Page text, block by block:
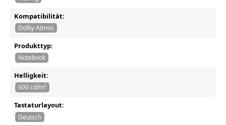
Kompatibilität:
Dolby Atmos
Produkttyp:
Notebook
Helligkeit:
600 cd/m²
Tastaturlayout:
Deutsch